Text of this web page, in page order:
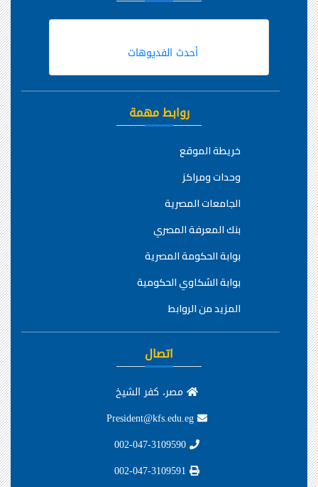
أحدث الفديوهات
روابط مهمة
خريطة الموقع
وحدات ومراكز
الجامعات المصرية
بنك المعرفة المصري
بوابة الحكومة المصرية
بوابة الشكاوي الحكومية
المزيد من الروابط
اتصال
مصر، كفر الشيخ